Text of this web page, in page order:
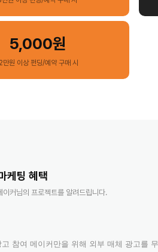
5,000원
만원 이상 펀딩/예약 구매 시
케팅 혜택
이커님의 프로젝트를 알려드립니다.
참여 메이커만을 위해 외부 매체 광고를